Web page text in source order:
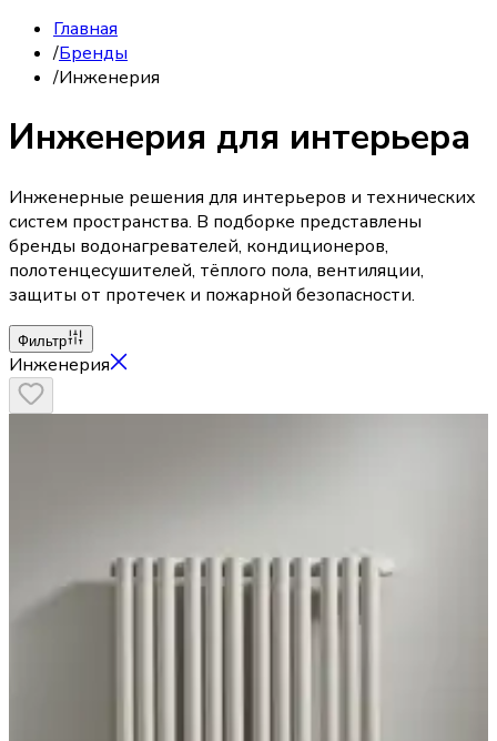
Главная
/Бренды
/Инженерия
Инженерия для интерьера
Инженерные решения для интерьеров и технических
систем пространства. В подборке представлены
бренды водонагревателей, кондиционеров,
полотенцесушителей, тёплого пола, вентиляции,
защиты от протечек и пожарной безопасности.
Фильтр
Инженерия